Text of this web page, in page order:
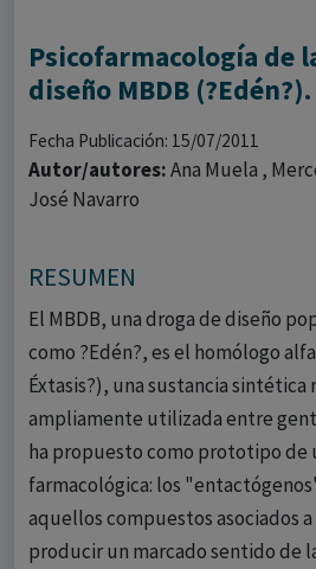
Psicofarmacología de
diseño MBDB (?Edén?).
Fecha Publicación: 15/07/2011
Autor/autores:Ana Muela ,
José Navarro
RESUMEN
El MBDB, una droga de diseño
como ?Edén?, es el homólogo
Éxtasis?), una sustancia sintética
ampliamente utilizada entre
ha propuesto como prototipo de
farmacológica: los
aquellos compuestos asociados
producir un marcado sentido de